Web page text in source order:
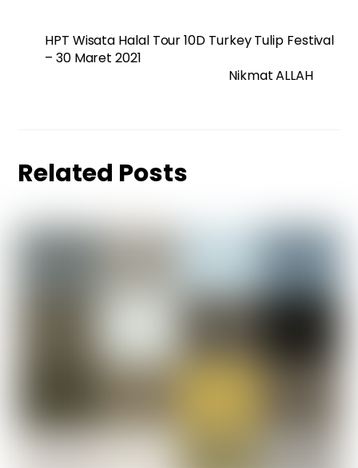
HPT Wisata Halal Tour 10D Turkey Tulip Festival
– 30 Maret 2021
Nikmat ALLAH
Related Posts